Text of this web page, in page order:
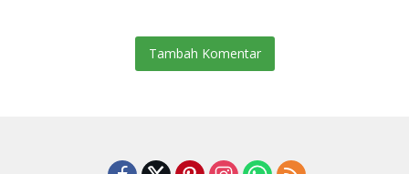
Tambah Komentar